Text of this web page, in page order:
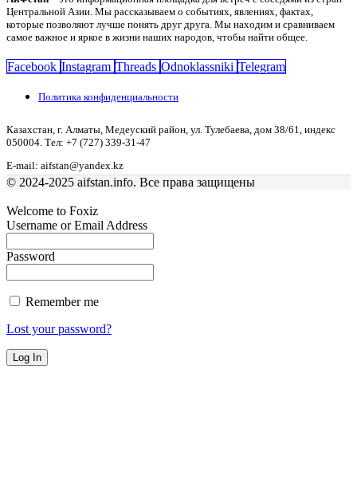
Центральной Азии. Мы рассказываем о событиях, явлениях, фактах,
которые позволяют лучше понять друг друга. Мы находим и сравниваем
самое важное и яркое в жизни наших народов, чтобы найти общее.
Facebook Instagram Threads Odnoklassniki Telegram
Политика конфиденциальности
Казахстан, г. Алматы, Медеуский район, ул. Тулебаева, дом 38/61, индекс
050004. Тел: +7 (727) 339-31-47
E-mail: aifstan@yandex.kz
© 2024-2025 aifstan.info. Все права защищены
Welcome to Foxiz
Username or Email Address
Password
Remember me
Lost your password?